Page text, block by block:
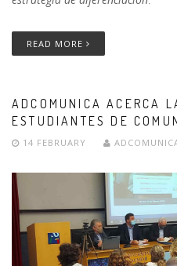
READ MORE
ADCOMUNICA ACERCA
ESTUDIANTES DE
14 FEBRUARY